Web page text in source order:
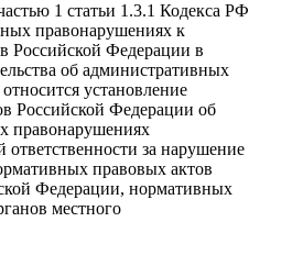
1 статьи 1.3.1 Кодекса РФ
правонарушениях к
Российской Федерации в
об административных
установление
Российской Федерации об
правонарушениях
ответственности за нарушение
правовых актов
Федерации, нормативных
местного